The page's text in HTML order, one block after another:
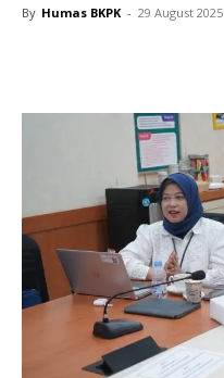
By Humas BKPK - 29 August 2025